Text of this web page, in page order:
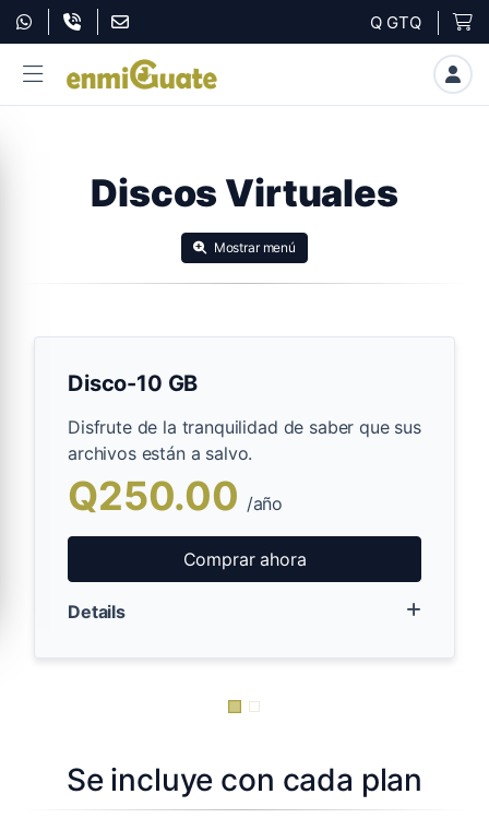
Q GTQ
Discos Virtuales
Mostrar menú
Disco-10 GB
Disfrute de la tranquilidad de saber que sus
archivos están a salvo.
Q250.00 /año
Comprar ahora
Details
Se incluye con cada plan